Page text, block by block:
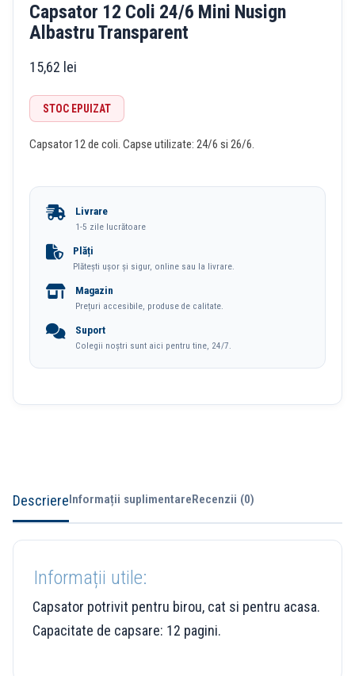
Capsator 12 Coli 24/6 Mini Nusign
Albastru Transparent
15,62 lei
STOC EPUIZAT
Capsator 12 de coli. Capse utilizate: 24/6 si 26/6.
Livrare
1-5 zile lucrătoare
Plăți
Plătești ușor și sigur, online sau la livrare.
Magazin
Prețuri accesibile, produse de calitate.
Suport
Colegii noștri sunt aici pentru tine, 24/7.
DescriereInformații suplimentareRecenzii (0)
Informații utile:
Capsator potrivit pentru birou, cat si pentru acasa.
Capacitate de capsare: 12 pagini.